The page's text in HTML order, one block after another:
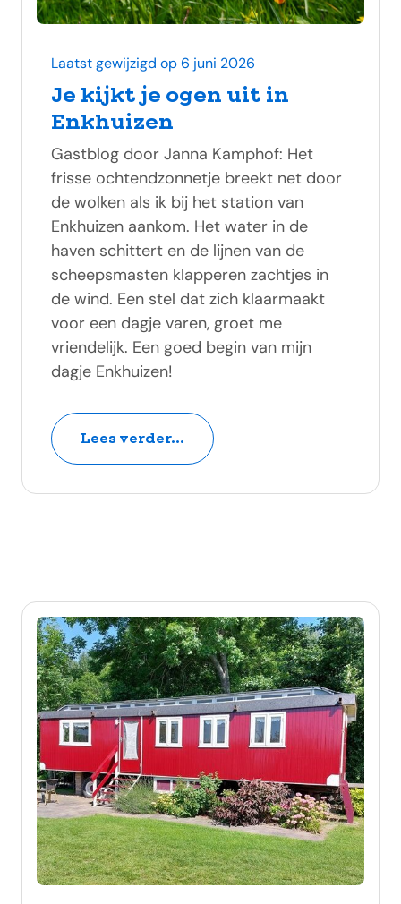
Je kijkt je ogen uit in
Enkhuizen
Laatst gewijzigd op 6 juni 2026
Gastblog door Janna Kamphof: Het
frisse ochtendzonnetje breekt net door
de wolken als ik bij het station van
Enkhuizen aankom. Het water in de
haven schittert en de lijnen van de
scheepsmasten klapperen zachtjes in
de wind. Een stel dat zich klaarmaakt
voor een dagje varen, groet me
vriendelijk. Een goed begin van mijn
dagje Enkhuizen!
Lees verder...